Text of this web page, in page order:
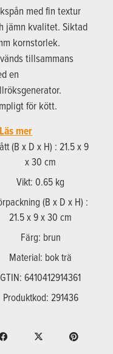
med fin textur
jämn kvalitet. Siktad
kornstorlek.
tillsammans
en
för kött.
Läs mer
(B x D x H) : 21.5 x 9
x 30 cm
Vikt: 0.65 kg
(B x D x H) :
21.5 x 9 x 30 cm
Färg: brun
Material: bok trä
GTIN: 6410412914361
Produktkod: 291436